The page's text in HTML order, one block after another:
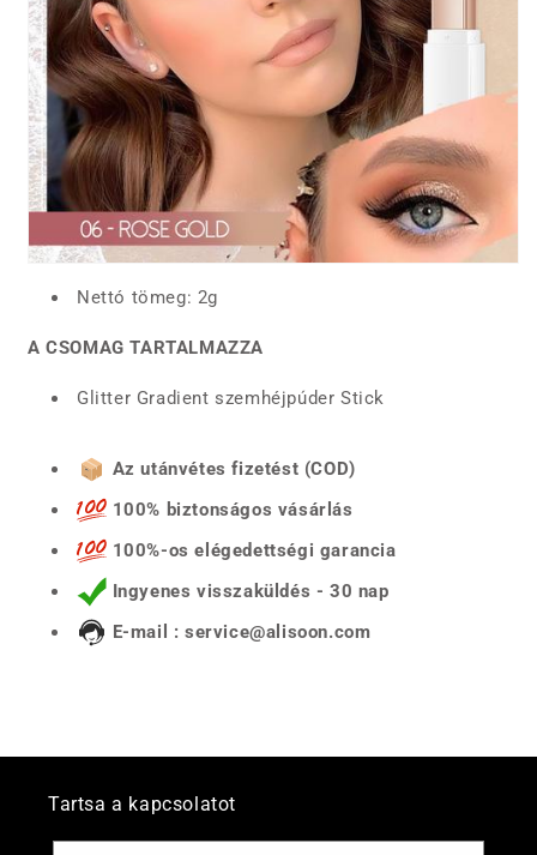
Nettó tömeg: 2g
A CSOMAG TARTALMAZZA
Glitter Gradient szemhéjpúder Stick
Az utánvétes fizetést (COD)
100% biztonságos vásárlás
100%-os elégedettségi garancia
Ingyenes visszaküldés - 30 nap
E-mail : service@alisoon.com
Tartsa a kapcsolatot